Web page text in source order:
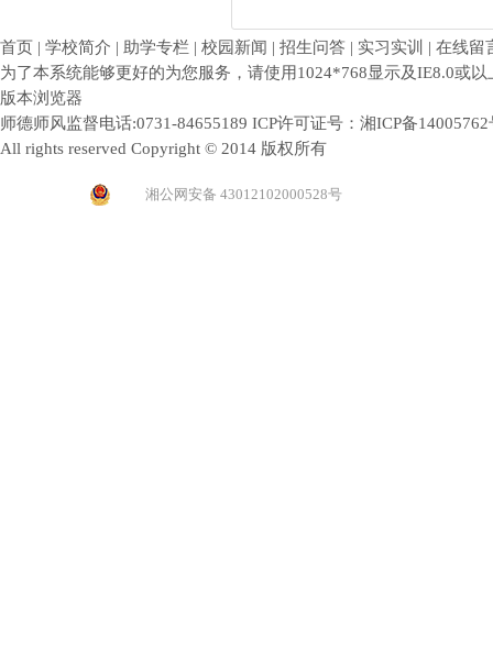
首页 | 学校简介 | 助学专栏 | 校园新闻 | 招生问答 | 实习实训 | 在线留
为了本系统能够更好的为您服务，请使用1024*768显示及IE8.0或以
版本浏览器
师德师风监督电话:0731-84655189 ICP许可证号： 湘ICP备14005762
All rights reserved Copyright © 2014 版权所有
湘公网安备 43012102000528号